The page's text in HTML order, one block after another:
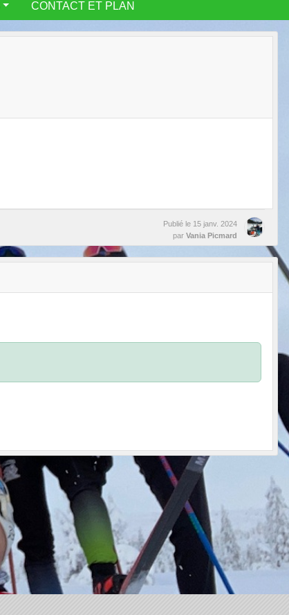
CONTACT ET PLAN
Publié le 15 janv. 2024
par Vania Picmard